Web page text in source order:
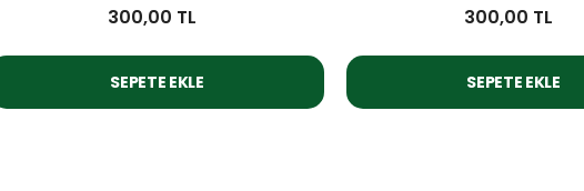
300,00 TL
SEPETE EKLE
300,00 TL
SEPETE EKLE